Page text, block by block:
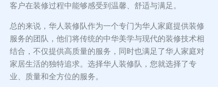
客户在装修过程中能够感受到温馨、舒适与满足。
总的来说，华人装修队作为一个专门为华人家庭提供装修
服务的团队，他们将传统的中华美学与现代的装修技术相
结合，不仅提供高质量的服务，同时也满足了华人家庭对
家居生活的独特追求。选择华人装修队，您就选择了专
业、质量和全方位的服务。